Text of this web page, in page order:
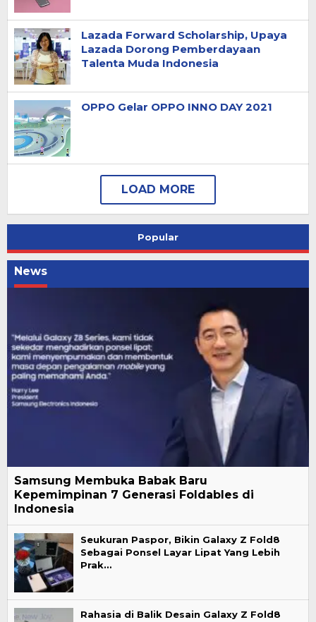
Lazada Forward Scholarship, Upaya
Lazada Dorong Pemberdayaan
Talenta Muda Indonesia
OPPO Gelar OPPO INNO DAY 2021
Popular
News
Samsung Membuka Babak Baru
Kepemimpinan 7 Generasi Foldables di
Indonesia
Seukuran Paspor, Bikin Galaxy Z Fold8
Sebagai Ponsel Layar Lipat Yang Lebih
Prak…
Rahasia di Balik Desain Galaxy Z Fold8